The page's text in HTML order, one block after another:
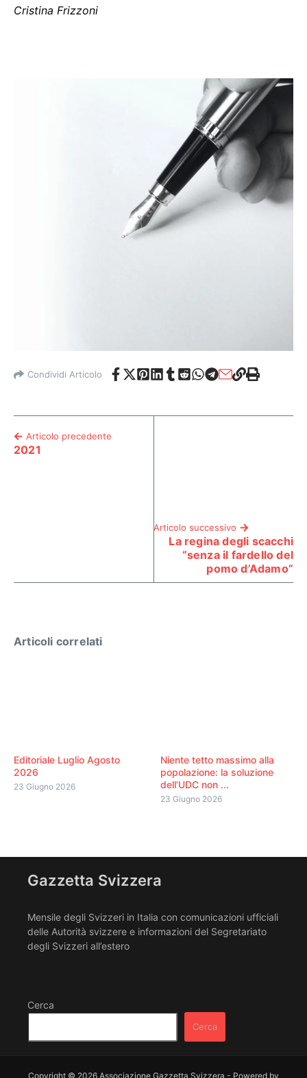
Cristina Frizzoni
Condividi Articolo
Articolo precedente
2021
Articolo successivo
La regina degli scacchi
“senza il fardello del
pomo d’Adamo”
Articoli correlati
Editoriale Luglio Agosto
2026
23 Giugno 2026
Niente tetto massimo alla
popolazione: la soluzione
dell’UDC non ...
23 Giugno 2026
Gazzetta Svizzera
Mensile degli Svizzeri in Italia con comunicazioni ufficiali
delle Autorità svizzere e informazioni del Segretariato
degli Svizzeri all’estero
Cerca
Cerca
Copyright © 2026 Associazione Gazzetta Svizzera - Powered by